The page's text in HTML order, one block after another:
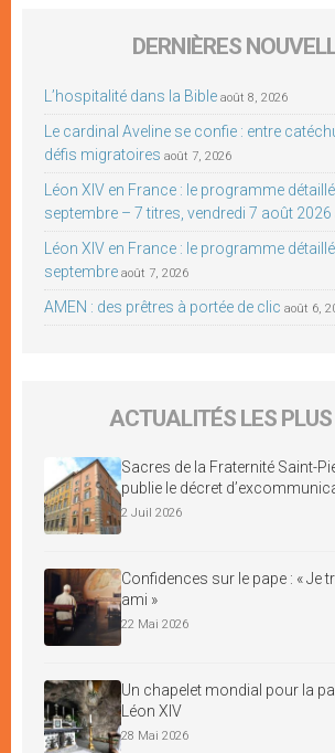
DERNIÈRES
L’hospitalité dans la Bible août 8, 2026
Le cardinal Aveline se confie : entre
défis migratoires août 7, 2026
Léon XIV en France : le programme
septembre – 7 titres, vendredi 7 août 2026
Léon XIV en France : le programme
septembre août 7, 2026
AMEN : des prêtres à portée de clic août 6,
ACTUALITÉS LES PLUS
Sacres de la Fraternité Saint-
publie le décret
2 Juil 2026
Confidences sur le pape : « Je
ami »
22 Mai 2026
Un chapelet mondial pour la
Léon XIV
28 Mai 2026